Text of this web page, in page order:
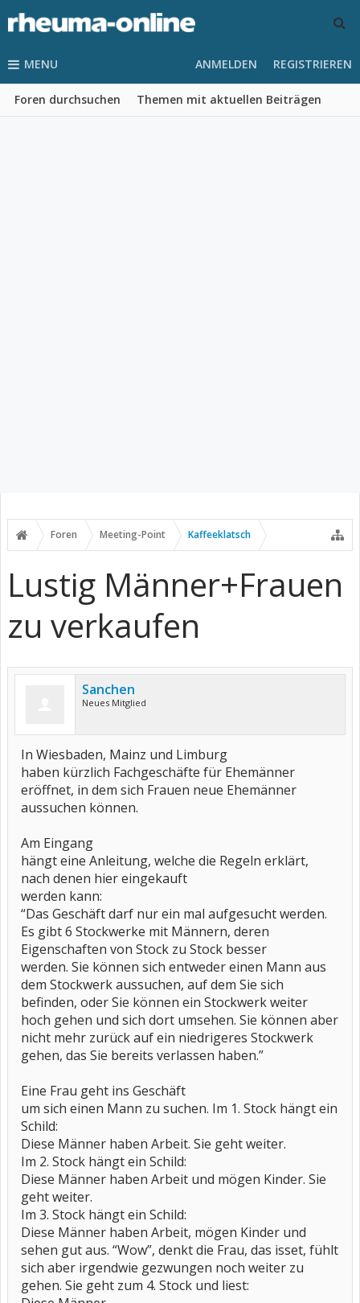
MENU
Foren durchsuchen Themen mit aktuellen Beiträgen
ANMELDEN REGISTRIEREN
Foren Meeting-Point Kaffeeklatsch
Lustig Männer+Frauen
zu verkaufen
Sanchen
Neues Mitglied
In Wiesbaden, Mainz und Limburg
haben kürzlich Fachgeschäfte für Ehemänner
eröffnet, in dem sich Frauen neue Ehemänner
aussuchen können.
Am Eingang
hängt eine Anleitung, welche die Regeln erklärt,
nach denen hier eingekauft
werden kann:
“Das Geschäft darf nur ein mal aufgesucht werden.
Es gibt 6 Stockwerke mit Männern, deren
Eigenschaften von Stock zu Stock besser
werden. Sie können sich entweder einen Mann aus
dem Stockwerk aussuchen, auf dem Sie sich
befinden, oder Sie können ein Stockwerk weiter
hoch gehen und sich dort umsehen. Sie können aber
nicht mehr zurück auf ein niedrigeres Stockwerk
gehen, das Sie bereits verlassen haben.”
Eine Frau geht ins Geschäft
um sich einen Mann zu suchen. Im 1. Stock hängt ein
Schild:
Diese Männer haben Arbeit. Sie geht weiter.
Im 2. Stock hängt ein Schild:
Diese Männer haben Arbeit und mögen Kinder. Sie
geht weiter.
Im 3. Stock hängt ein Schild:
Diese Männer haben Arbeit, mögen Kinder und
sehen gut aus. “Wow”, denkt die Frau, das isset, fühlt
sich aber irgendwie gezwungen noch weiter zu
gehen. Sie geht zum 4. Stock und liest: